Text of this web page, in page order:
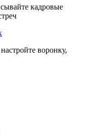
кадровые
воронку,